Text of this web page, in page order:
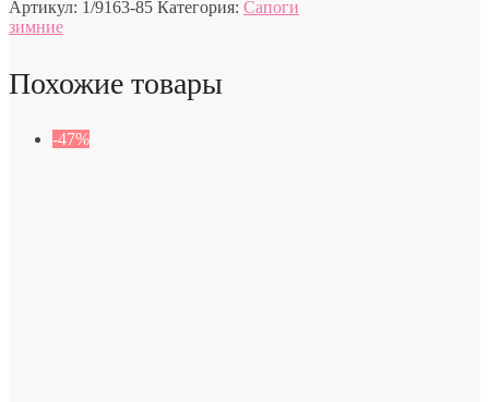
Артикул: 1/9163-85 Категория: Сапоги
зимние
Похожие товары
-47%